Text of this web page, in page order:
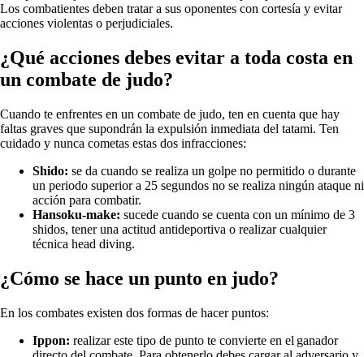
Los combatientes deben tratar a sus oponentes con cortesía y evitar
acciones violentas o perjudiciales.
¿Qué acciones debes evitar a toda costa en
un combate de judo?
Cuando te enfrentes en un combate de judo, ten en cuenta que hay
faltas graves que supondrán la expulsión inmediata del tatami. Ten
cuidado y nunca cometas estas dos infracciones:
Shido: se da cuando se realiza un golpe no permitido o durante
un periodo superior a 25 segundos no se realiza ningún ataque ni
acción para combatir.
Hansoku-make: sucede cuando se cuenta con un mínimo de 3
shidos, tener una actitud antideportiva o realizar cualquier
técnica head diving.
¿Cómo se hace un punto en judo?
En los combates existen dos formas de hacer puntos:
Ippon: realizar este tipo de punto te convierte en el ganador